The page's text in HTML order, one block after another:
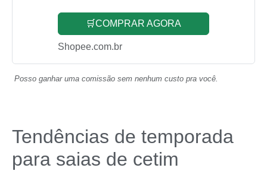
🛒COMPRAR AGORA
Shopee.com.br
Posso ganhar uma comissão sem nenhum custo pra você.
Tendências de temporada
para saias de cetim